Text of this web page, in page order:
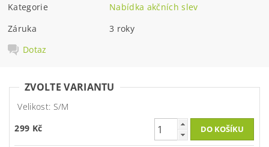
Kategorie
Nabídka akčních slev
Záruka
3 roky
Dotaz
ZVOLTE VARIANTU
Velikost: S/M
299 Kč